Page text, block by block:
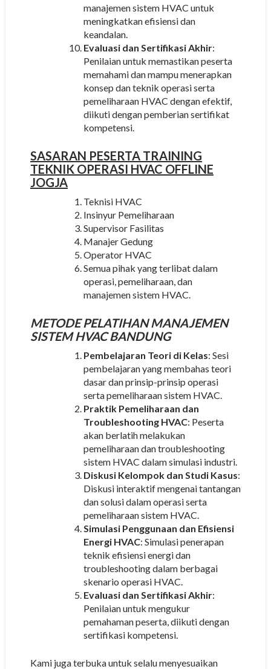
manajemen sistem HVAC untuk
meningkatkan efisiensi dan
keandalan.
Evaluasi dan Sertifikasi Akhir:
Penilaian untuk memastikan peserta
memahami dan mampu menerapkan
konsep dan teknik operasi serta
pemeliharaan HVAC dengan efektif,
diikuti dengan pemberian sertifikat
kompetensi.
SASARAN PESERTA TRAINING
TEKNIK OPERASI HVAC OFFLINE
JOGJA
Teknisi HVAC
Insinyur Pemeliharaan
Supervisor Fasilitas
Manajer Gedung
Operator HVAC
Semua pihak yang terlibat dalam
operasi, pemeliharaan, dan
manajemen sistem HVAC.
METODE PELATIHAN MANAJEMEN
SISTEM HVAC BANDUNG
Pembelajaran Teori di Kelas: Sesi
pembelajaran yang membahas teori
dasar dan prinsip-prinsip operasi
serta pemeliharaan sistem HVAC.
Praktik Pemeliharaan dan
Troubleshooting HVAC: Peserta
akan berlatih melakukan
pemeliharaan dan troubleshooting
sistem HVAC dalam simulasi industri.
Diskusi Kelompok dan Studi Kasus:
Diskusi interaktif mengenai tantangan
dan solusi dalam operasi serta
pemeliharaan sistem HVAC.
Simulasi Penggunaan dan Efisiensi
Energi HVAC: Simulasi penerapan
teknik efisiensi energi dan
troubleshooting dalam berbagai
skenario operasi HVAC.
Evaluasi dan Sertifikasi Akhir:
Penilaian untuk mengukur
pemahaman peserta, diikuti dengan
sertifikasi kompetensi.
Kami juga terbuka untuk selalu menyesuaikan